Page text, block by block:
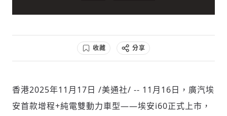
科技
收藏 分享
香港2025年11月17日 /美通社/ -- 11月16日，廣汽埃
安首款增程+純電雙動力車型——埃安i60正式上市，